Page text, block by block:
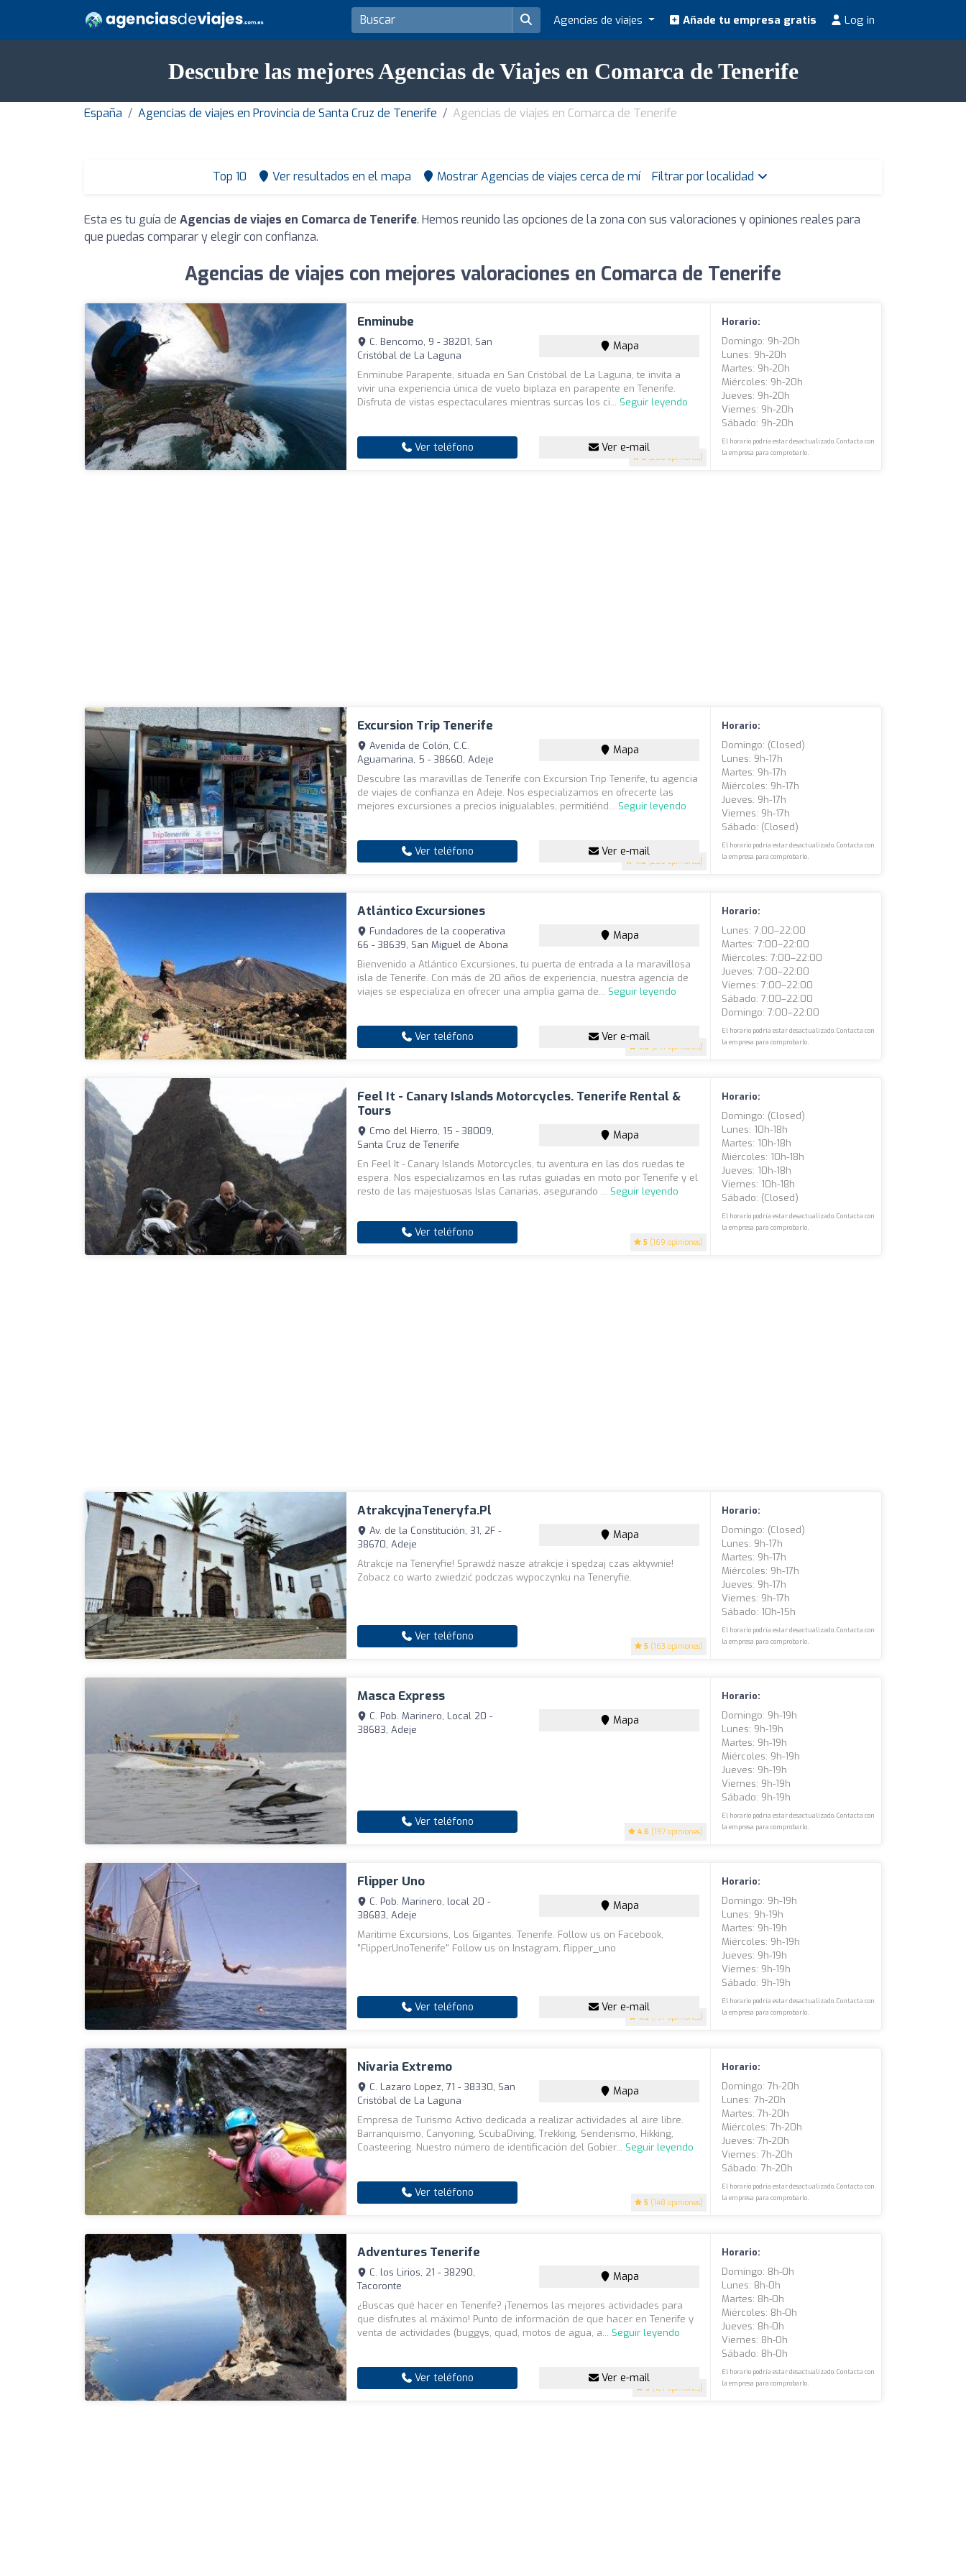
Agencias de viajes Añade tu empresa gratis Log in
Descubre las mejores Agencias de Viajes en Comarca de Tenerife
España Agencias de viajes en Provincia de Santa Cruz de Tenerife Agencias de viajes en Comarca de Tenerife
Top 10 Ver resultados en el mapa Mostrar Agencias de viajes cerca de mí Filtrar por localidad
Esta es tu guía de Agencias de viajes en Comarca de Tenerife. Hemos reunido las opciones de la zona con sus valoraciones y opiniones reales para
que puedas comparar y elegir con confianza.
Agencias de viajes con mejores valoraciones en Comarca de Tenerife
Enminube
5 (200 opiniones)
C. Bencomo, 9 - 38201, San
Cristóbal de La Laguna
Mapa
Enminube Parapente, situada en San Cristóbal de La Laguna, te invita a
vivir una experiencia única de vuelo biplaza en parapente en Tenerife.
Disfruta de vistas espectaculares mientras surcas los ci... Seguir leyendo
Ver teléfono Ver e-mail
Horario:
Domingo: 9h-20h
Lunes: 9h-20h
Martes: 9h-20h
Miércoles: 9h-20h
Jueves: 9h-20h
Viernes: 9h-20h
Sábado: 9h-20h
El horario podría estar desactualizado. Contacta con
la empresa para comprobarlo.
Excursion Trip Tenerife
4.8 (200 opiniones)
Avenida de Colón, C.C.
Aguamarina, 5 - 38660, Adeje
Mapa
Descubre las maravillas de Tenerife con Excursion Trip Tenerife, tu agencia
de viajes de confianza en Adeje. Nos especializamos en ofrecerte las
mejores excursiones a precios inigualables, permitiénd... Seguir leyendo
Ver teléfono Ver e-mail
Horario:
Domingo: (closed)
Lunes: 9h-17h
Martes: 9h-17h
Miércoles: 9h-17h
Jueves: 9h-17h
Viernes: 9h-17h
Sábado: (closed)
El horario podría estar desactualizado. Contacta con
la empresa para comprobarlo.
Atlántico Excursiones
4.3 (241 opiniones)
Fundadores de la cooperativa
66 - 38639, San Miguel de Abona
Mapa
Bienvenido a Atlántico Excursiones, tu puerta de entrada a la maravillosa
isla de Tenerife. Con más de 20 años de experiencia, nuestra agencia de
viajes se especializa en ofrecer una amplia gama de... Seguir leyendo
Ver teléfono Ver e-mail
Horario:
Lunes: 7:00–22:00
Martes: 7:00–22:00
Miércoles: 7:00–22:00
Jueves: 7:00–22:00
Viernes: 7:00–22:00
Sábado: 7:00–22:00
Domingo: 7:00–22:00
El horario podría estar desactualizado. Contacta con
la empresa para comprobarlo.
Feel It - Canary Islands Motorcycles. Tenerife Rental &
Tours
5 (169 opiniones)
Cmo del Hierro, 15 - 38009,
Santa Cruz de Tenerife
Mapa
En Feel It - Canary Islands Motorcycles, tu aventura en las dos ruedas te
espera. Nos especializamos en las rutas guiadas en moto por Tenerife y el
resto de las majestuosas Islas Canarias, asegurando ... Seguir leyendo
Ver teléfono
Horario:
Domingo: (closed)
Lunes: 10h-18h
Martes: 10h-18h
Miércoles: 10h-18h
Jueves: 10h-18h
Viernes: 10h-18h
Sábado: (closed)
El horario podría estar desactualizado. Contacta con
la empresa para comprobarlo.
AtrakcyjnaTeneryfa.pl
5 (163 opiniones)
Av. de la Constitución, 31, 2F -
38670, Adeje
Mapa
Atrakcje na Teneryfie! Sprawdź nasze atrakcje i spędzaj czas aktywnie!
Zobacz co warto zwiedzić podczas wypoczynku na Teneryfie.
Ver teléfono
Horario:
Domingo: (closed)
Lunes: 9h-17h
Martes: 9h-17h
Miércoles: 9h-17h
Jueves: 9h-17h
Viernes: 9h-17h
Sábado: 10h-15h
El horario podría estar desactualizado. Contacta con
la empresa para comprobarlo.
Masca Express
4.6 (197 opiniones)
C. Pob. Marinero, Local 20 -
38683, Adeje
Mapa
Ver teléfono
Horario:
Domingo: 9h-19h
Lunes: 9h-19h
Martes: 9h-19h
Miércoles: 9h-19h
Jueves: 9h-19h
Viernes: 9h-19h
Sábado: 9h-19h
El horario podría estar desactualizado. Contacta con
la empresa para comprobarlo.
Flipper Uno
4.5 (197 opiniones)
C. Pob. Marinero, local 20 -
38683, Adeje
Mapa
Maritime Excursions, Los Gigantes. Tenerife. Follow us on Facebook,
"FlipperUnoTenerife" Follow us on Instagram, flipper_uno
Ver teléfono Ver e-mail
Horario:
Domingo: 9h-19h
Lunes: 9h-19h
Martes: 9h-19h
Miércoles: 9h-19h
Jueves: 9h-19h
Viernes: 9h-19h
Sábado: 9h-19h
El horario podría estar desactualizado. Contacta con
la empresa para comprobarlo.
Nivaria Extremo
5 (148 opiniones)
C. Lazaro Lopez, 71 - 38330, San
Cristóbal de La Laguna
Mapa
Empresa de Turismo Activo dedicada a realizar actividades al aire libre.
Barranquismo, Canyoning, ScubaDiving, Trekking, Senderismo, Hikking,
Coasteering. Nuestro número de identificación del Gobier... Seguir leyendo
Ver teléfono
Horario:
Domingo: 7h-20h
Lunes: 7h-20h
Martes: 7h-20h
Miércoles: 7h-20h
Jueves: 7h-20h
Viernes: 7h-20h
Sábado: 7h-20h
El horario podría estar desactualizado. Contacta con
la empresa para comprobarlo.
Adventures Tenerife
5 (127 opiniones)
C. los Lirios, 21 - 38290,
Tacoronte
Mapa
¿Buscas qué hacer en Tenerife? ¡Tenemos las mejores actividades para
que disfrutes al máximo! Punto de información de que hacer en Tenerife y
venta de actividades (buggys, quad, motos de agua, a... Seguir leyendo
Ver teléfono Ver e-mail
Horario:
Domingo: 8h-0h
Lunes: 8h-0h
Martes: 8h-0h
Miércoles: 8h-0h
Jueves: 8h-0h
Viernes: 8h-0h
Sábado: 8h-0h
El horario podría estar desactualizado. Contacta con
la empresa para comprobarlo.